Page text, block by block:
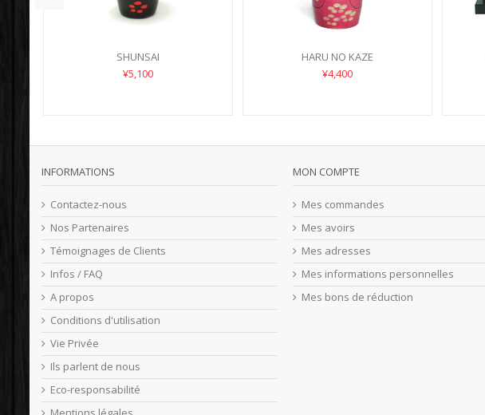
SHUNSAI
¥5,100
HARU NO KAZE
¥4,400
INFORMATIONS
Contactez-nous
Nos Partenaires
Témoignages de Clients
Infos / FAQ
A propos
Conditions d'utilisation
Vie Privée
Ils parlent de nous
Eco-responsabilité
MON COMPTE
Mes commandes
Mes avoirs
Mes adresses
Mes informations personnelles
Mes bons de réduction